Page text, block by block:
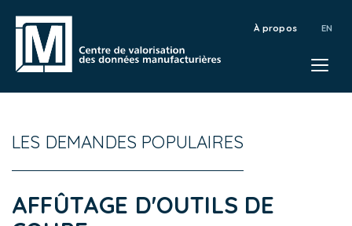
À propos
LES DEMANDES POPULAIRES
AFFÛTAGE D'OUTILS DE